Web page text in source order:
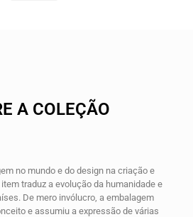
A COLEÇÃO
no mundo e do design na criação e
traduz a evolução da humanidade e
De mero invólucro, a embalagem
e assumiu a expressão de várias